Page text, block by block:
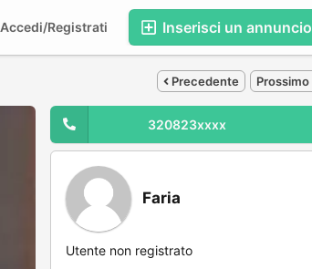
Inserisci un annuncio
Accedi/Registrati
Precedente Prossimo
320823xxxx
Faria
Utente non registrato